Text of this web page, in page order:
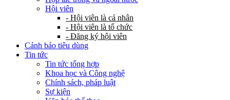
Hội viên
- Hội viên là cá nhân
- Hội viên là tổ chức
- Đăng ký hội viên
Cảnh báo tiêu dùng
Tin tức
Tin tức tổng hợp
Khoa học và Công nghệ
Chính sách, pháp luật
Sự kiện